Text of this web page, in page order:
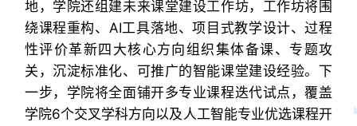
地，学院还组建未来课堂建设工作坊，工作坊将围
绕课程重构、AI工具落地、项目式教学设计、过程
性评价革新四大核心方向组织集体备课、专题攻
关，沉淀标准化、可推广的智能课堂建设经验。下
一步，学院将全面铺开多专业课程迭代试点，覆盖
学院6个交叉学科方向以及人工智能专业优选课程开